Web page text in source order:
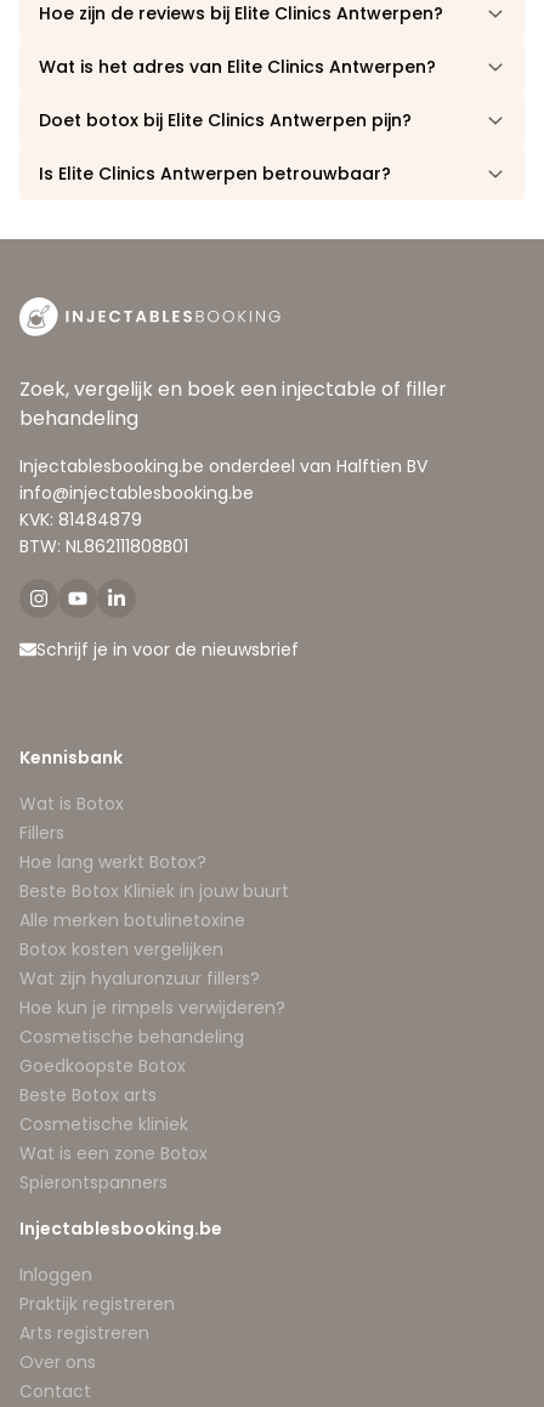
Hoe zijn de reviews bij Elite Clinics Antwerpen?
Wat is het adres van Elite Clinics Antwerpen?
Doet botox bij Elite Clinics Antwerpen pijn?
Is Elite Clinics Antwerpen betrouwbaar?
Zoek, vergelijk en boek een injectable of filler
behandeling
Injectablesbooking.be onderdeel van Halftien BV
info@injectablesbooking.be
KVK: 81484879
BTW: NL862111808B01
Schrijf je in voor de nieuwsbrief
Kennisbank
Wat is Botox
Fillers
Hoe lang werkt Botox?
Beste Botox Kliniek in jouw buurt
Alle merken botulinetoxine
Botox kosten vergelijken
Wat zijn hyaluronzuur fillers?
Hoe kun je rimpels verwijderen?
Cosmetische behandeling
Goedkoopste Botox
Beste Botox arts
Cosmetische kliniek
Wat is een zone Botox
Spierontspanners
Injectablesbooking.be
Inloggen
Praktijk registreren
Arts registreren
Over ons
Contact